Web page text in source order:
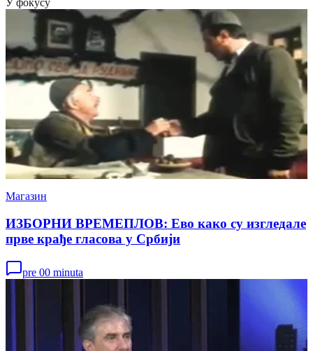
У фокусу
Магазин
ИЗБОРНИ ВРЕМЕПЛОВ: Ево како су изгледале
прве крађе гласова у Србији
pre 00 minuta